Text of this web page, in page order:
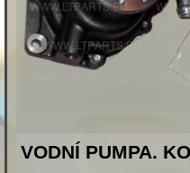
VODNÍ PUMPA.